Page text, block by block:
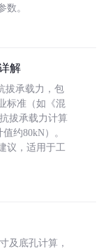
数。
解
拔承载力，包
标准（如《混
拔承载力计算
约80kN）。
议，适用于工
及底孔计算，